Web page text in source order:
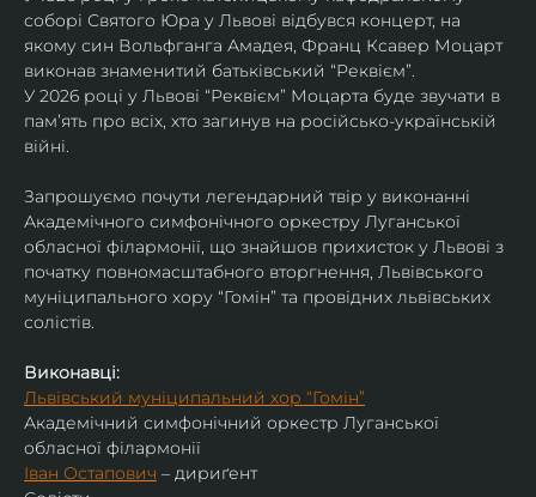
соборі Святого Юра у Львові відбувся концерт, на
якому син Вольфганга Амадея, Франц Ксавер Моцарт
виконав знаменитий батьківський “Реквієм”.
У 2026 році у Львові “Реквієм” Моцарта буде звучати в
памʼять про всіх, хто загинув на російсько-українській
війні.
Запрошуємо почути легендарний твір у виконанні
Академічного симфонічного оркестру Луганської
обласної філармонії, що знайшов прихисток у Львові з
початку повномасштабного вторгнення, Львівського
муніципального хору “Гомін” та провідних львівських
солістів.
Виконавці:
Львівський муніципальний хор “Гомін”
Академічний симфонічний оркестр Луганської
обласної філармонії
Іван Остапович – дириґент